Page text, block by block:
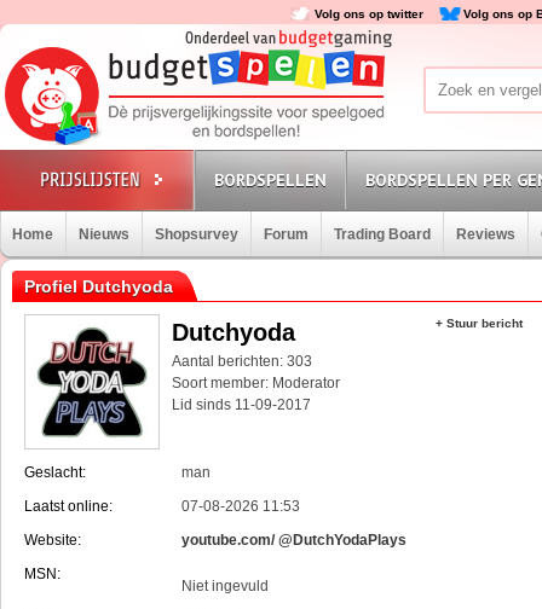
Volg ons op twitter Volg ons op
BORDSPELLEN BORDSPELLEN PER
Home Nieuws Shopsurvey Forum Trading Board Reviews
Profiel Dutchyoda
Dutchyoda
Aantal berichten: 303
Soort member: Moderator
Lid sinds 11-09-2017
Geslacht:
man
Laatst online:
07-08-2026 11:53
Website:
youtube.com/ @DutchYodaPlays
MSN:
Niet ingevuld
+ Stuur bericht